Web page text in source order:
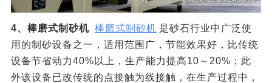
4、棒磨式制砂机 棒磨式制砂机 是砂石行业中广泛使
用的制砂设备之一，适用范围广，节能效果好，比传统
设备节省动力40%以上，生产能力提高10～20%；此
外该设备已改传统的点接触为线接触，在生产过程中，